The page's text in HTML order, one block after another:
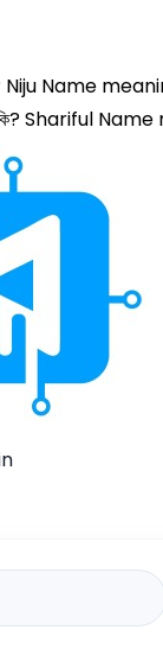
Niju Name
কি? Shariful